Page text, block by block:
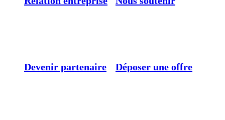
Devenir partenaire Déposer une offre